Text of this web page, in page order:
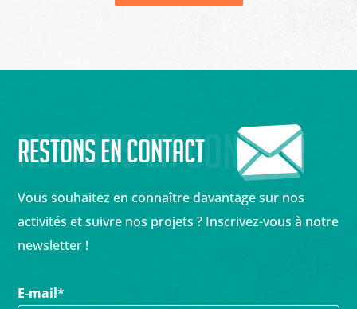
Restons en contact
Restons en contact
Vous souhaitez en connaître davantage sur nos
activités et suivre nos projets ? Inscrivez-vous à notre
newsletter !
E-mail*